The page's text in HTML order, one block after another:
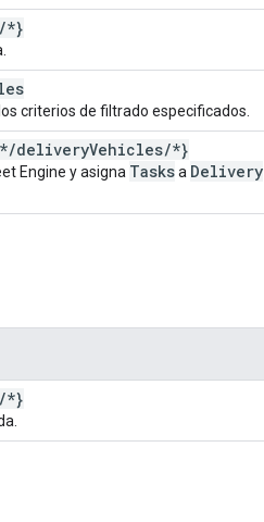
/*}
criterios de filtrado especificados.
*/deliveryVehicles/*}
Engine y asigna Tasksa Delivery
/*}